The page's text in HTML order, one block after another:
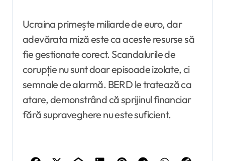
Ucraina primește miliarde de euro, dar
adevărata miză este ca aceste resurse să
fie gestionate corect. Scandalurile de
corupție nu sunt doar episoade izolate, ci
semnale de alarmă. BERD le tratează ca
atare, demonstrând că sprijinul financiar
fără supraveghere nu este suficient.